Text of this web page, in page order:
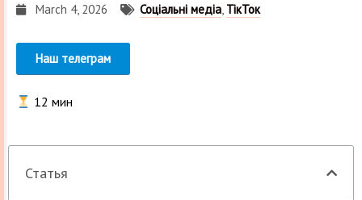
March 4, 2026 Соціальні медіа, ТікТок
Наш телеграм
12 мин
Статья